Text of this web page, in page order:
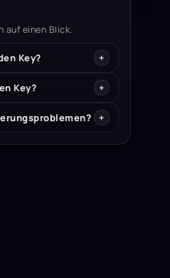
auf einen Blick.
Key?
Key?